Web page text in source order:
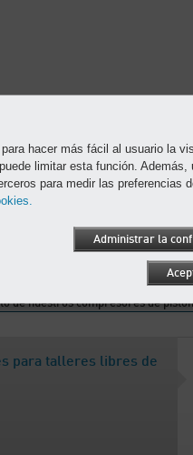
de nuestros compresores de
para talleres libres de
hacer más fácil al usuario la
limitar esta función.
para medir las preferencias
Administrar la